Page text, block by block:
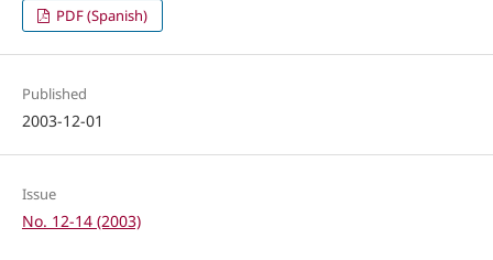
PDF (Spanish)
Published
2003-12-01
Issue
No. 12-14 (2003)